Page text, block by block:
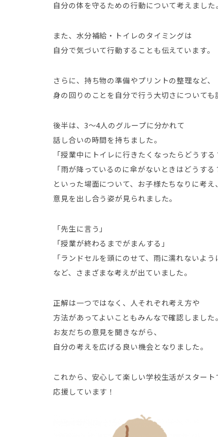
自分の体を守るための行動について考えました。
また、水分補給・トイレのタイミングは
自分で気づいて行動することも伝えています。
さらに、持ち物の準備やプリントの整理など、
身の回りのことを自分で行う大切さについても
後半は、3～4人のグループに分かれて
話し合いの時間を持ちました。
「授業中にトイレに行きたくなったらどうする
「雨が降っているのに傘がないときはどうする
といった場面について、お子様たちなりに考え、
意見を出し合う姿が見られました。
「先生に言う」
「授業が終わるまでがまんする」
「ランドセルを頭にのせて、雨に濡れないよう
など、さまざまな考えが出ていました。
正解は一つではなく、人それぞれ考え方や
方法があってよいこともみんなで確認しました。
お友だちの意見を聞きながら、
自分の考えを広げる良い機会となりました。
これから、安心して楽しい学校生活がスタート
応援しています！